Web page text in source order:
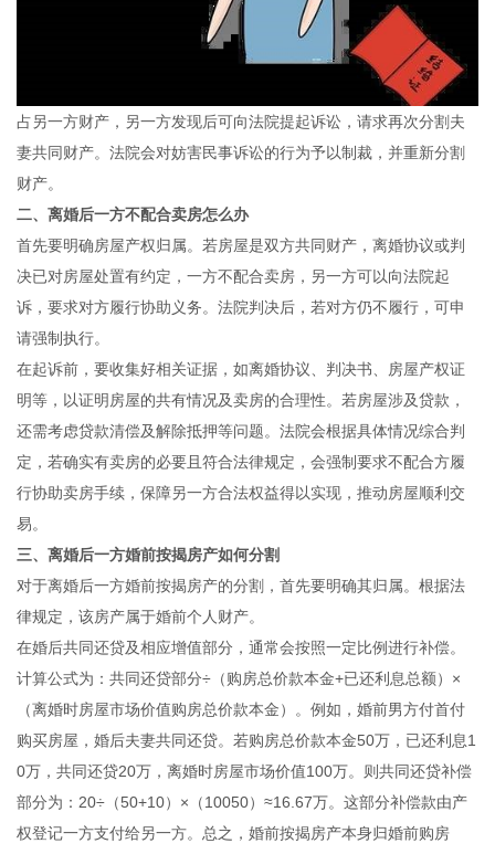
占另一方财产，另一方发现后可向法院提起诉讼，请求再次分割夫
妻共同财产。法院会对妨害民事诉讼的行为予以制裁，并重新分割
财产。
二、离婚后一方不配合卖房怎么办
首先要明确房屋产权归属。若房屋是双方共同财产，离婚协议或判
决已对房屋处置有约定，一方不配合卖房，另一方可以向法院起
诉，要求对方履行协助义务。法院判决后，若对方仍不履行，可申
请强制执行。
在起诉前，要收集好相关证据，如离婚协议、判决书、房屋产权证
明等，以证明房屋的共有情况及卖房的合理性。若房屋涉及贷款，
还需考虑贷款清偿及解除抵押等问题。法院会根据具体情况综合判
定，若确实有卖房的必要且符合法律规定，会强制要求不配合方履
行协助卖房手续，保障另一方合法权益得以实现，推动房屋顺利交
易。
三、离婚后一方婚前按揭房产如何分割
对于离婚后一方婚前按揭房产的分割，首先要明确其归属。根据法
律规定，该房产属于婚前个人财产。
在婚后共同还贷及相应增值部分，通常会按照一定比例进行补偿。
计算公式为：共同还贷部分÷（购房总价款本金+已还利息总额）×
（离婚时房屋市场价值购房总价款本金）。例如，婚前男方付首付
购买房屋，婚后夫妻共同还贷。若购房总价款本金50万，已还利息1
0万，共同还贷20万，离婚时房屋市场价值100万。则共同还贷补偿
部分为：20÷（50+10）×（10050）≈16.67万。这部分补偿款由产
权登记一方支付给另一方。总之，婚前按揭房产本身归婚前购房